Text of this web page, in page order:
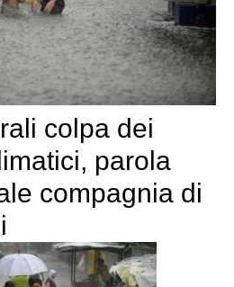
colpa dei
parola
compagnia di